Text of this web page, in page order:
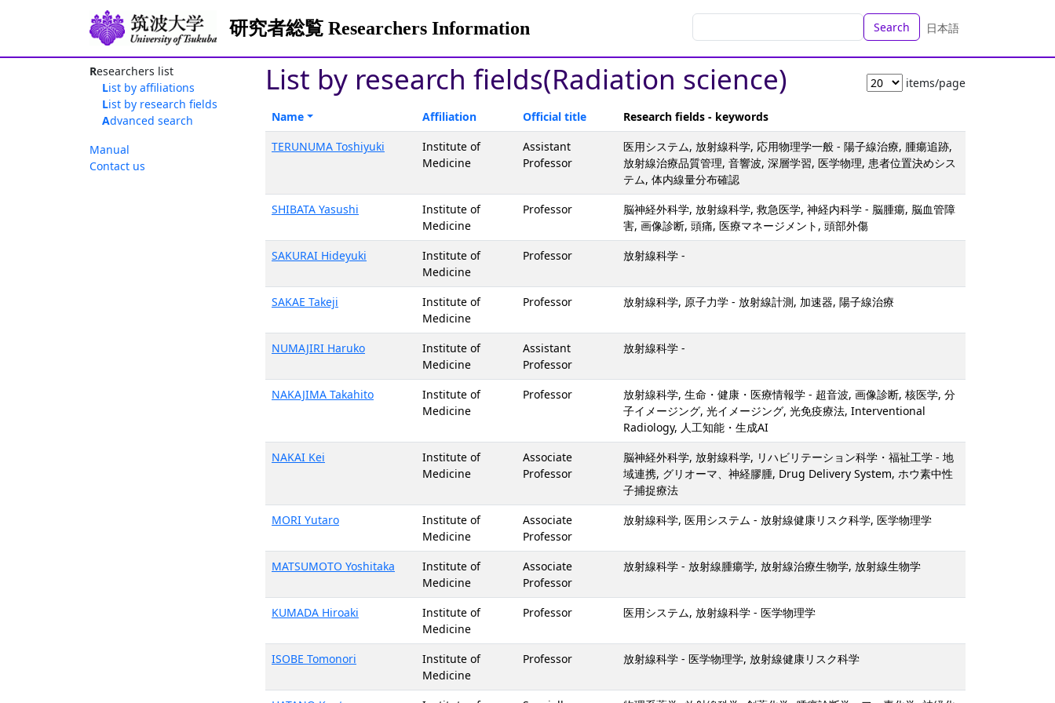
研究者総覧 Researchers Information Search 日本語
Researchers list
List by affiliations
List by research fields
Advanced search
Manual
Contact us
List by research fields(Radiation science) items/page
Name Affiliation Official title
Research fields - keywords
TERUNUMA Toshiyuki
Institute of
Medicine
Assistant
Professor
医用システム, 放射線科学, 応用物理学一般 - 陽子線治療, 腫瘍追跡,
放射線治療品質管理, 音響波, 深層学習, 医学物理, 患者位置決めシス
テム, 体内線量分布確認
SHIBATA Yasushi
Institute of
Medicine
Professor
脳神経外科学, 放射線科学, 救急医学, 神経内科学 - 脳腫瘍, 脳血管障
害, 画像診断, 頭痛, 医療マネージメント, 頭部外傷
SAKURAI Hideyuki
Institute of
Medicine
Professor 放射線科学 -
SAKAE Takeji
Institute of
Medicine
Professor 放射線科学, 原子力学 - 放射線計測, 加速器, 陽子線治療
NUMAJIRI Haruko
Institute of
Medicine
Assistant
Professor
放射線科学 -
NAKAJIMA Takahito
Institute of
Medicine
Professor
放射線科学, 生命・健康・医療情報学 - 超音波, 画像診断, 核医学, 分
子イメージング, 光イメージング, 光免疫療法, Interventional
Radiology, 人工知能・生成AI
NAKAI Kei
Institute of
Medicine
Associate
Professor
脳神経外科学, 放射線科学, リハビリテーション科学・福祉工学 - 地
域連携, グリオーマ、神経膠腫, Drug Delivery System, ホウ素中性
子捕捉療法
MORI Yutaro
Institute of
Medicine
Associate
Professor
放射線科学, 医用システム - 放射線健康リスク科学, 医学物理学
MATSUMOTO Yoshitaka
Institute of
Medicine
Associate
Professor
放射線科学 - 放射線腫瘍学, 放射線治療生物学, 放射線生物学
KUMADA Hiroaki
Institute of
Medicine
Professor 医用システム, 放射線科学 - 医学物理学
ISOBE Tomonori
Institute of
Medicine
Professor 放射線科学 - 医学物理学, 放射線健康リスク科学